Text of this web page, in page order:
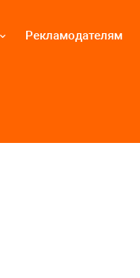
Рекламодателям